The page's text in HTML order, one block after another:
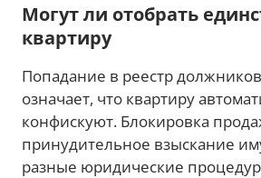
Могут ли отобрать
квартиру
Попадание в реестр
означает, что квартиру
конфискуют. Блокировка
принудительное взыскание
разные юридические